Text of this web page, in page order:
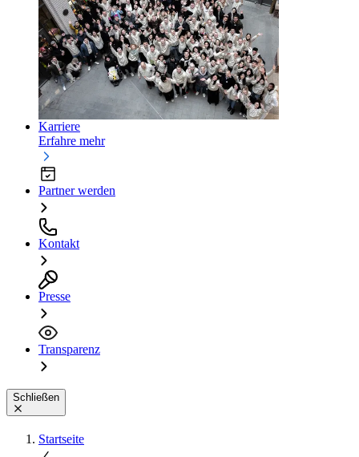
Karriere
Erfahre mehr
Partner werden
Kontakt
Presse
Transparenz
Schließen
Startseite